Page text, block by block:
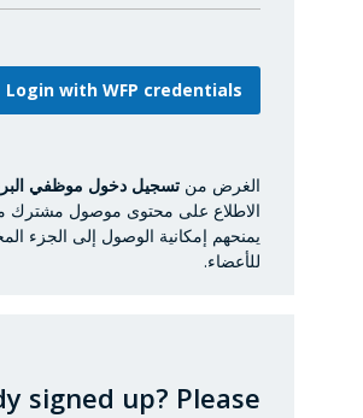
الغرض من تسجيل دخول موظفي
الاطلاع على محتوى موصول مشترك
يمنحهم إمكانية الوصول إلى الجزء
للأعضاء.
signed up? Please